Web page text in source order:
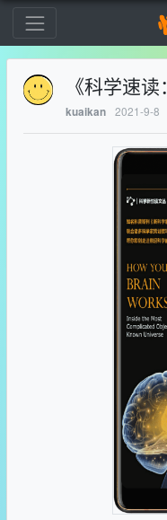
《科学速
kuaikan 2021-9-8